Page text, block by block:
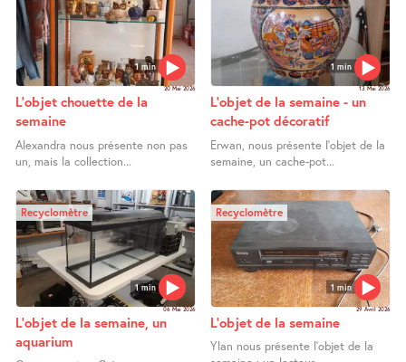
1 min
20 Mai 2026
L’objet chouette de la
semaine
Alexandra nous présente non pas
un, mais la collection...
1 min
13 Mai 2026
L’objet de la semaine - un
cache-pot décoratif
Erwan, nous présente l’objet de la
semaine, un cache-pot...
1 min
Recyclomètre
06 Mai 2026
L’objet de la semaine, un
aquarium
1 min
Recyclomètre
29 Avril 2026
L’objet de la semaine
Ylan nous présente l’objet de la